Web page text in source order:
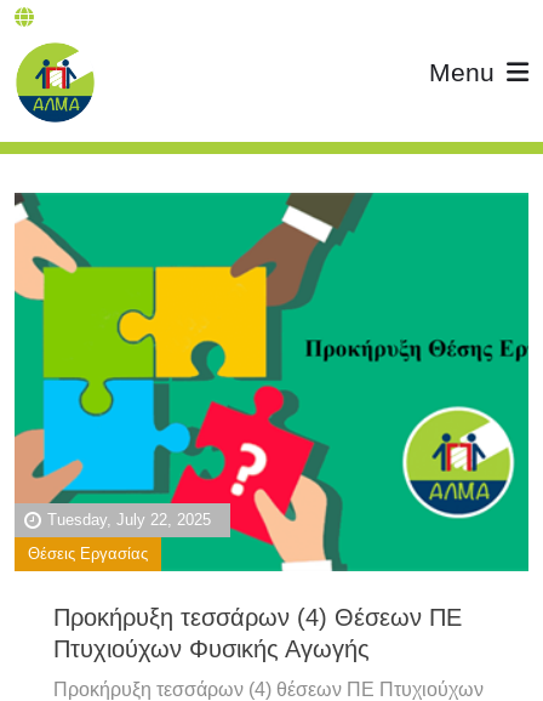
Menu
Tuesday, July 22, 2025
Θέσεις Εργασίας
Προκήρυξη τεσσάρων (4) Θέσεων ΠΕ
Πτυχιούχων Φυσικής Αγωγής
Προκήρυξη τεσσάρων (4) θέσεων ΠΕ Πτυχιούχων